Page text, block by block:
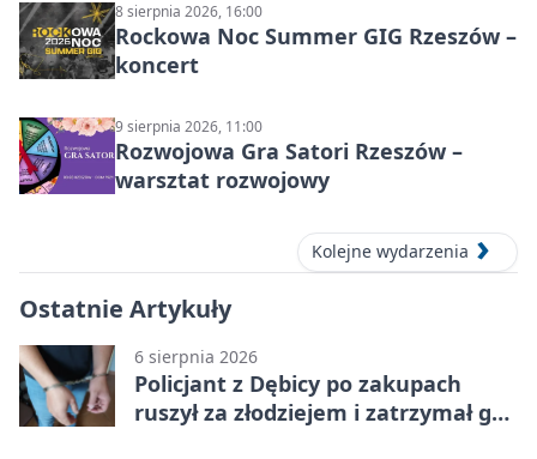
8 sierpnia 2026, 16:00
Rockowa Noc Summer GIG Rzeszów –
koncert
9 sierpnia 2026, 11:00
Rozwojowa Gra Satori Rzeszów –
warsztat rozwojowy
Kolejne wydarzenia
Ostatnie Artykuły
6 sierpnia 2026
Policjant z Dębicy po zakupach
ruszył za złodziejem i zatrzymał go